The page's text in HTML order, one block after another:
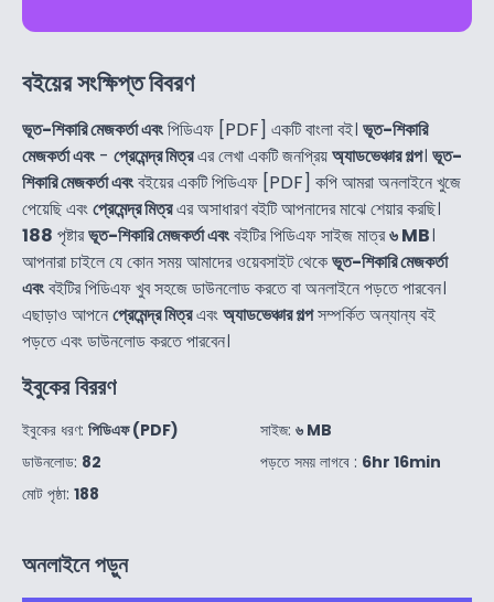
বইয়ের সংক্ষিপ্ত বিবরণ
ভূত-শিকারি মেজকর্তা এবংপিডিএফ [PDF] একটি বাংলা বই। ভূত-শিকারি
মেজকর্তা এবং - প্রেমেন্দ্র মিত্রএর লেখা একটি জনপ্রিয়অ্যাডভেঞ্চার গল্প। ভূত-
শিকারি মেজকর্তা এবংবইয়ের একটি পিডিএফ [PDF] কপি আমরা অনলাইনে খুজে
পেয়েছি এবংপ্রেমেন্দ্র মিত্রএর অসাধারণ বইটি আপনাদের মাঝে শেয়ার করছি।
188 পৃষ্টারভূত-শিকারি মেজকর্তা এবংবইটির পিডিএফ সাইজ মাত্র৬ MB।
আপনারা চাইলে যে কোন সময় আমাদের ওয়েবসাইট থেকেভূত-শিকারি মেজকর্তা
এবংবইটির পিডিএফ খুব সহজে ডাউনলোড করতে বা অনলাইনে পড়তে পারবেন।
এছাড়াও আপনেপ্রেমেন্দ্র মিত্রএবংঅ্যাডভেঞ্চার গল্পসম্পর্কিত অন্যান্য বই
পড়তে এবং ডাউনলোড করতে পারবেন।
ইবুকের বিররণ
ইবুকের ধরণ: পিডিএফ (PDF)
ডাউনলোড: 82
মোট পৃষ্ঠা: 188
সাইজ: ৬ MB
পড়তে সময় লাগবে : 6hr 16min
অনলাইনে পড়ুন